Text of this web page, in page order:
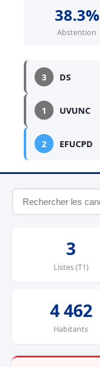
38.3%
Abstention
3 DS
1 UVUNC
2 EFUCPD
3
Listes (T1)
4 462
Habitants